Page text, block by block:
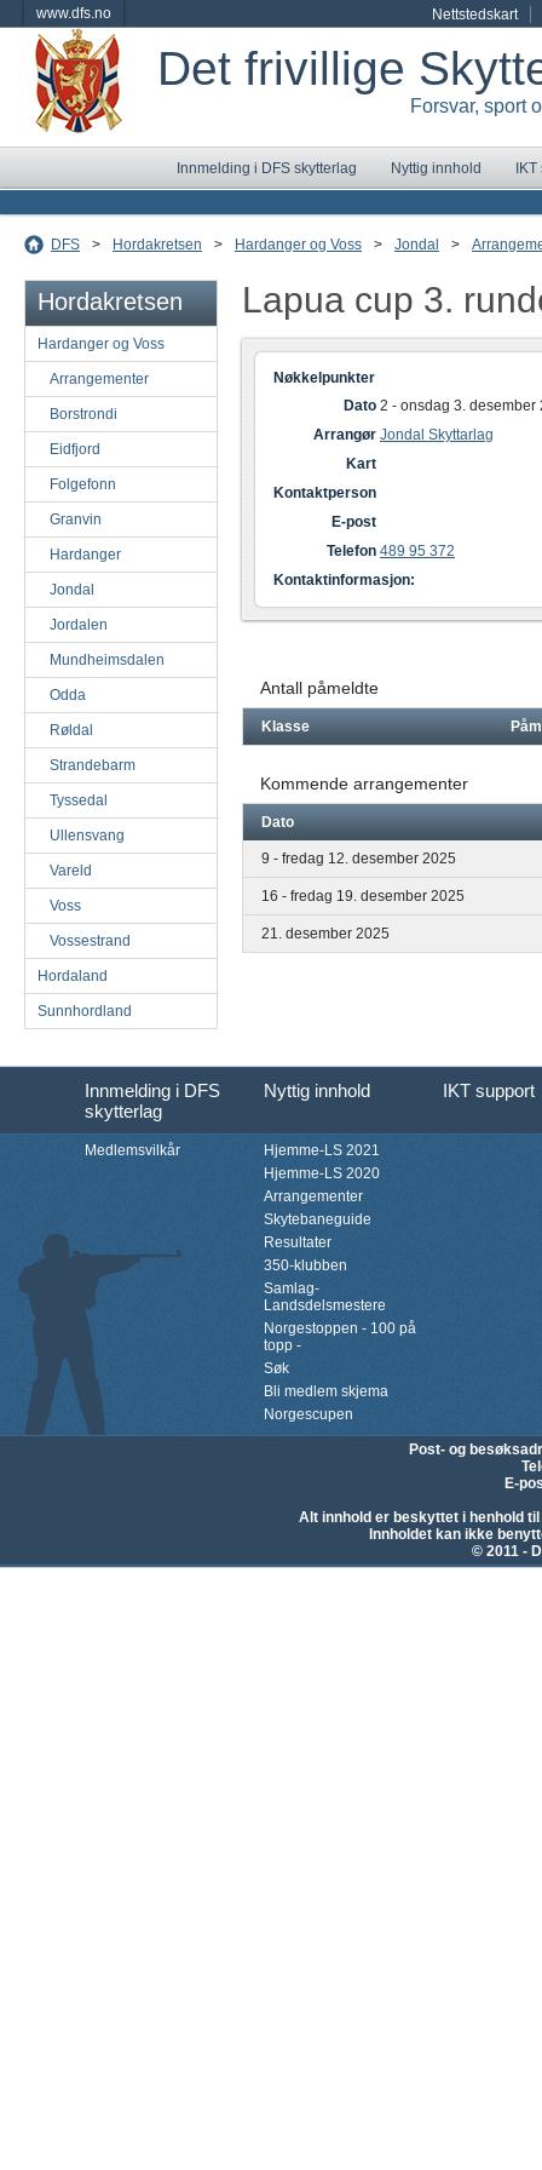
www.dfs.no Nettstedskart
Det frivillige
Forsvar, sport
Innmelding i DFS skytterlag Nyttig innhold
DFS > Hordakretsen > Hardanger og Voss > Jondal >
Hordakretsen
Hardanger og Voss
Arrangementer
Borstrondi
Eidfjord
Folgefonn
Granvin
Hardanger
Jondal
Jordalen
Mundheimsdalen
Odda
Røldal
Strandebarm
Tyssedal
Ullensvang
Vareld
Voss
Vossestrand
Hordaland
Sunnhordland
Lapua cup 3.
Nøkkelpunkter
Dato 2 - onsdag 3. desember
Arrangør Jondal Skyttarlag
Kart
Kontaktperson
E-post
Telefon 489 95 372
Kontaktinformasjon:
Antall påmeldte
Klasse
Kommende arrangementer
Dato
9 - fredag 12. desember 2025
16 - fredag 19. desember 2025
21. desember 2025
Innmelding i DFS
skytterlag
Nyttig innhold IKT support
Medlemsvilkår
Hjemme-LS 2021
Hjemme-LS 2020
Arrangementer
Skytebaneguide
Resultater
350-klubben
Samlag-
Landsdelsmestere
Norgestoppen - 100 på
topp -
Søk
Bli medlem skjema
Norgescupen
Post- og
E-
Alt innhold er beskyttet i henhold
Innholdet kan ikke
© 2011 -